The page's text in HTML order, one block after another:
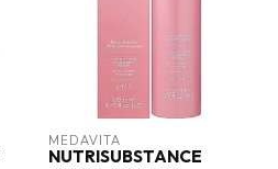
MEDAVITA
NUTRISUBSTANCE